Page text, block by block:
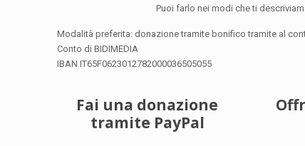
Puoi farlo nei modi che ti
Modalità preferita: donazione tramite bonifico tramite al
Conto di BIDIMEDIA
IBAN IT65F0623012782000036505055
Fai una donazione
tramite PayPal